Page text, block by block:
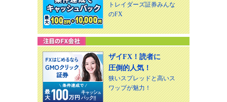
トレイダーズ証券みんな
のFX
ザイFX！読者に
圧倒的人気！
狭いスプレッドと高いス
ワップが魅力！